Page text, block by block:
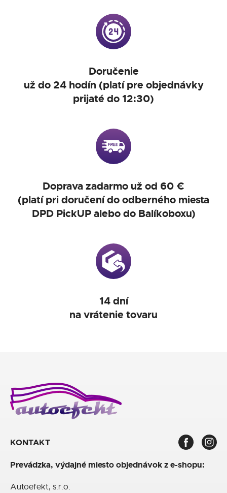
Doručenie
už do 24 hodín (platí pre objednávky
prijaté do 12:30)
Doprava zadarmo už od 60 €
(platí pri doručení do odberného miesta
DPD PickUP alebo do Balíkoboxu)
14 dní
na vrátenie tovaru
KONTAKT
Prevádzka, výdajné miesto objednávok z e-shopu:
Autoefekt, s.r.o.